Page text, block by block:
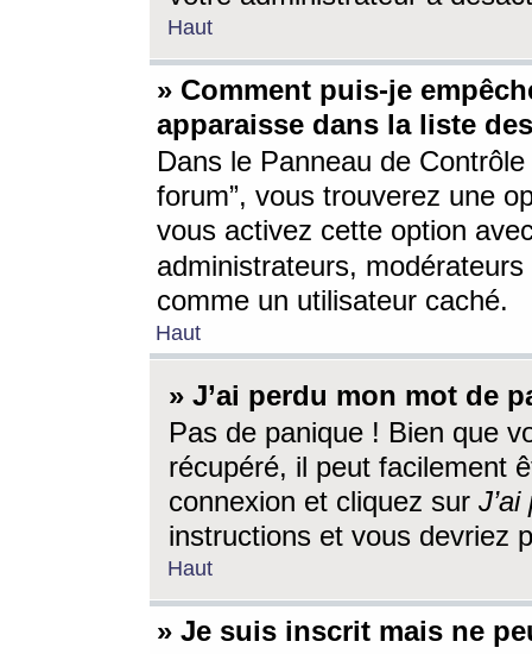
Haut
» Comment puis-je
apparaisse dans la liste
Dans le Panneau de
forum”, vous trouverez une
vous activez cette option
administrateurs,
comme un utilisateur caché.
Haut
» J’ai perdu mon mot de
Pas de panique ! Bien que
récupéré, il peut facilement
connexion et cliquez sur
instructions et vous devriez
Haut
» Je suis inscrit mais ne